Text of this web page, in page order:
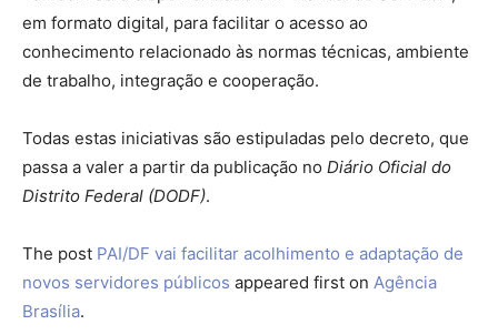
em formato digital, para facilitar o acesso ao
conhecimento relacionado às normas técnicas, ambiente
de trabalho, integração e cooperação.
Todas estas iniciativas são estipuladas pelo decreto, que
passa a valer a partir da publicação no Diário Oficial do
Distrito Federal (DODF).
The post PAI/DF vai facilitar acolhimento e adaptação de
novos servidores públicos appeared first on Agência
Brasília.